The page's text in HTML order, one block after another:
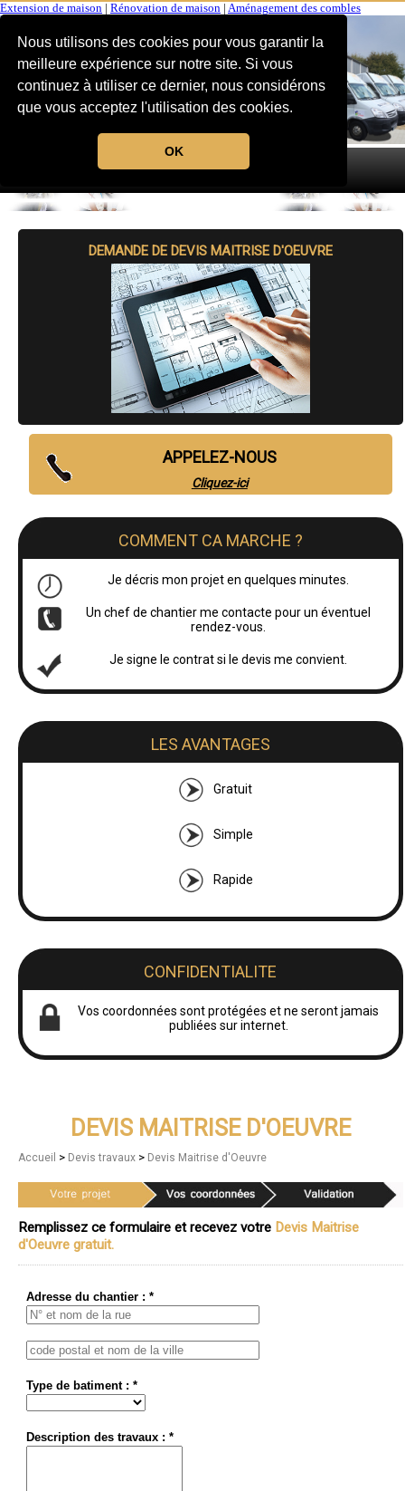
Nous utilisons des cookies pour vous garantir la
meilleure expérience sur notre site. Si vous
continuez à utiliser ce dernier, nous considérons
que vous acceptez l'utilisation des cookies.
OK
Extension de maison Rénovation de maison Aménagement des combles
MENU
DEMANDE DE DEVIS MAITRISE D'OEUVRE
APPELEZ-NOUS
Cliquez-ici
COMMENT CA MARCHE ?
Je décris mon projet en quelques minutes.
Un chef de chantier me contacte pour un éventuel
rendez-vous.
Je signe le contrat si le devis me convient.
LES AVANTAGES
Gratuit
Simple
Rapide
CONFIDENTIALITE
Vos coordonnées sont protégées et ne seront jamais
publiées sur internet.
DEVIS MAITRISE D'OEUVRE
Accueil > Devis travaux > Devis Maitrise d'Oeuvre
Remplissez ce formulaire et recevez votre Devis Maitrise
d'Oeuvre gratuit.
Adresse du chantier : *
Type de batiment : *
Description des travaux : *